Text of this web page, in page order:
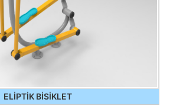
ELİPTİK BİSİKLET